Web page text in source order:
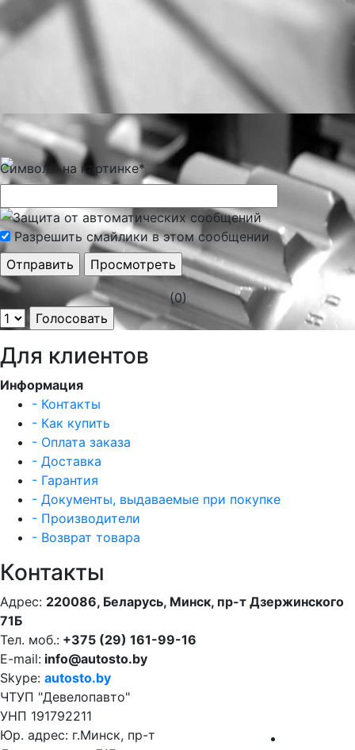
Символы на картинке*
Разрешить смайлики в этом сообщении
(0)
Для клиентов
Информация
- Контакты
- Как купить
- Оплата заказа
- Доставка
- Гарантия
- Документы, выдаваемые при покупке
- Производители
- Возврат товара
Контакты
Адрес: 220086, Беларусь, Минск, пр-т Дзержинского
71Б
Тел. моб.: +375 (29) 161-99-16
E-mail: info@autosto.by
Skype: autosto.by
ЧТУП "Девелопавто"
УНП 191792211
Юр. адрес: г.Минск, пр-т